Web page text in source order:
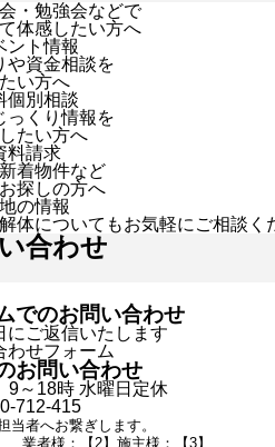
・勉強会などで
体感したい方へ
ント情報
や資金相談を
い方へ
個別相談
っくり情報を
たい方へ
料請求
着物件など
探しの方へ
の情報
体についてもお気軽にご相談く
合わせ
でのお問い合わせ
にご返信いたします
わせフォーム
お問い合わせ
9～18時 水曜日定休
712-415
当者へお繋ぎします。
業者様：【2】施主様：【3】